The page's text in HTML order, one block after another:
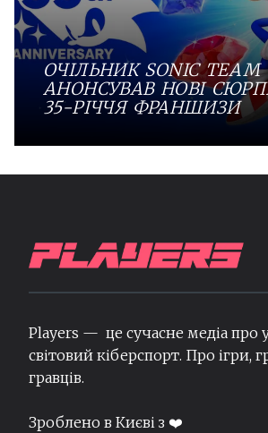
ОЧІЛЬНИК SONIC TEAM
АНОНСУВАВ НОВІ
35-РІЧЧЯ ФРАНШИЗИ
Players — це сучасне медіа про
світовий кіберспорт. Про ігри,
гравців.
Зроблено в Києві з ❤️